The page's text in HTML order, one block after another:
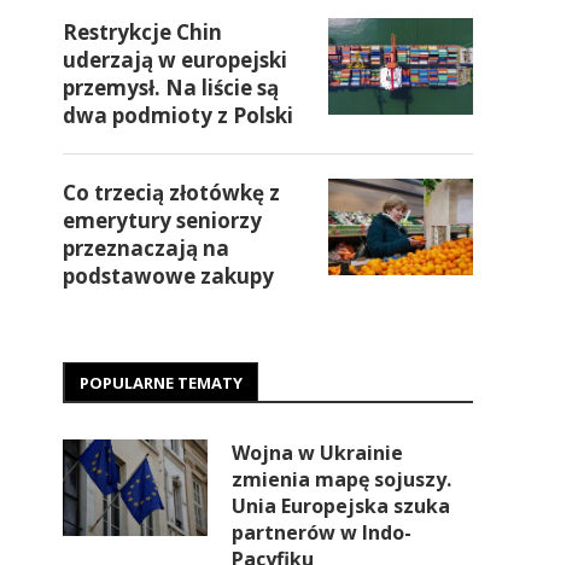
Restrykcje Chin
uderzają w europejski
przemysł. Na liście są
dwa podmioty z Polski
Co trzecią złotówkę z
emerytury seniorzy
przeznaczają na
podstawowe zakupy
POPULARNE TEMATY
Wojna w Ukrainie
zmienia mapę sojuszy.
Unia Europejska szuka
partnerów w Indo-
Pacyfiku